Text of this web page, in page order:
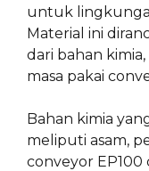
untuk
Material ini
dari bahan
masa pakai
Bahan kimia
meliputi asam,
conveyor